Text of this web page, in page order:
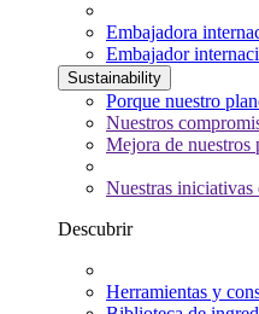
Embajadora
Embajador
Sustainability
Porque nuestro
Nuestros
Mejora de nuestros
Nuestras iniciativas
Descubrir
Herramientas y